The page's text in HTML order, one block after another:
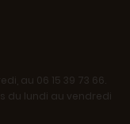
au 06 15 39 73 66.
du lundi au vendredi